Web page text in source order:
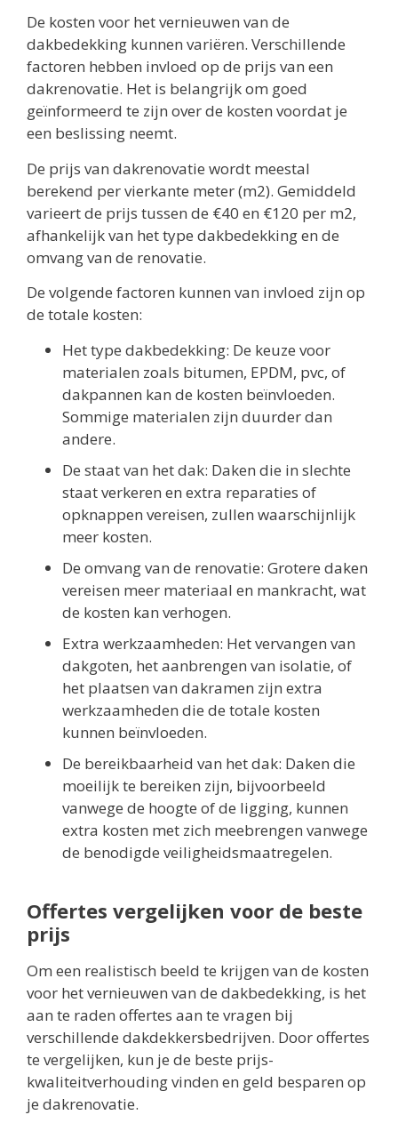
De kosten voor het vernieuwen van de
dakbedekking kunnen variëren. Verschillende
factoren hebben invloed op de prijs van een
dakrenovatie. Het is belangrijk om goed
geïnformeerd te zijn over de kosten voordat je
een beslissing neemt.
De prijs van dakrenovatie wordt meestal
berekend per vierkante meter (m2). Gemiddeld
varieert de prijs tussen de €40 en €120 per m2,
afhankelijk van het type dakbedekking en de
omvang van de renovatie.
De volgende factoren kunnen van invloed zijn op
de totale kosten:
Het type dakbedekking: De keuze voor
materialen zoals bitumen, EPDM, pvc, of
dakpannen kan de kosten beïnvloeden.
Sommige materialen zijn duurder dan
andere.
De staat van het dak: Daken die in slechte
staat verkeren en extra reparaties of
opknappen vereisen, zullen waarschijnlijk
meer kosten.
De omvang van de renovatie: Grotere daken
vereisen meer materiaal en mankracht, wat
de kosten kan verhogen.
Extra werkzaamheden: Het vervangen van
dakgoten, het aanbrengen van isolatie, of
het plaatsen van dakramen zijn extra
werkzaamheden die de totale kosten
kunnen beïnvloeden.
De bereikbaarheid van het dak: Daken die
moeilijk te bereiken zijn, bijvoorbeeld
vanwege de hoogte of de ligging, kunnen
extra kosten met zich meebrengen vanwege
de benodigde veiligheidsmaatregelen.
Offertes vergelijken voor de beste
prijs
Om een realistisch beeld te krijgen van de kosten
voor het vernieuwen van de dakbedekking, is het
aan te raden offertes aan te vragen bij
verschillende dakdekkersbedrijven. Door offertes
te vergelijken, kun je de beste prijs-
kwaliteitverhouding vinden en geld besparen op
je dakrenovatie.